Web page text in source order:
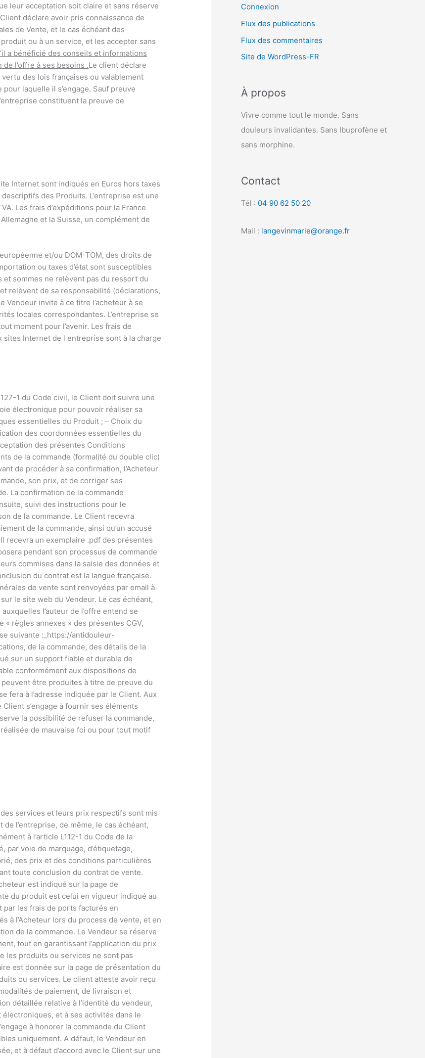
leur acceptation soit claire et sans réserve
déclare avoir pris connaissance de
de Vente, et le cas échéant des
ou à un service, et les accepter sans
a bénéficié des conseils et informations
de l’offre à ses besoins .Le client déclare
des lois françaises ou valablement
laquelle il s’engage. Sauf preuve
constituent la preuve de
Internet sont indiqués en Euros hors taxes
des Produits. L’entreprise est une
Les frais d’expéditions pour la France
et la Suisse, un complément de
et/ou DOM-TOM, des droits de
ou taxes d’état sont susceptibles
et sommes ne relèvent pas du ressort du
relèvent de sa responsabilité (déclarations,
Vendeur invite à ce titre l’acheteur à se
locales correspondantes. L’entreprise se
moment pour l’avenir. Les frais de
sites Internet de l entreprise sont à la charge
1 du Code civil, le Client doit suivre une
électronique pour pouvoir réaliser sa
essentielles du Produit ; – Choix du
des coordonnées essentielles du
des présentes Conditions
de la commande (formalité du double clic)
de procéder à sa confirmation, l’Acheteur
son prix, et de corriger ses
La confirmation de la commande
suivi des instructions pour le
de la commande. Le Client recevra
de la commande, ainsi qu’un accusé
recevra un exemplaire .pdf des présentes
pendant son processus de commande
commises dans la saisie des données et
du contrat est la langue française.
de vente sont renvoyées par email à
le site web du Vendeur. Le cas échéant,
l’auteur de l’offre entend se
règles annexes » des présentes CGV,
suivante :_https://antidouleur-
de la commande, des détails de la
sur un support fiable et durable de
conformément aux dispositions de
être produites à titre de preuve du
fera à l’adresse indiquée par le Client. Aux
s’engage à fournir ses éléments
la possibilité de refuser la commande,
de mauvaise foi ou pour tout motif
services et leurs prix respectifs sont mis
l’entreprise, de même, le cas échéant,
à l’article L112-1 du Code de la
par voie de marquage, d’étiquetage,
des prix et des conditions particulières
toute conclusion du contrat de vente.
est indiqué sur la page de
du produit est celui en vigueur indiqué au
les frais de ports facturés en
à l’Acheteur lors du process de vente, et en
de la commande. Le Vendeur se réserve
tout en garantissant l’application du prix
les produits ou services ne sont pas
est donnée sur la page de présentation du
ou services. Le client atteste avoir reçu
de paiement, de livraison et
détaillée relative à l’identité du vendeur,
et à ses activités dans le
à honorer la commande du Client
uniquement. A défaut, le Vendeur en
et à défaut d’accord avec le Client sur une
Connexion
Flux des publications
Flux des commentaires
Site de WordPress-FR
À propos
Vivre comme tout le monde. Sans
douleurs invalidantes. Sans Ibuprofène et
sans morphine.
Contact
Tél : 04 90 62 50 20
Mail : langevinmarie@orange.fr